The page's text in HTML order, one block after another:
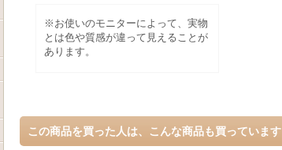
※お使いのモニターによって、実物
とは色や質感が違って見えることが
あります。
この商品を買った人は、こんな商品も買っています